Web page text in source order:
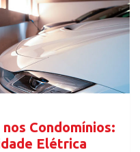
Condomínios:
Elétrica